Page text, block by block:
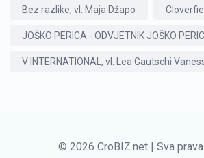
Bez razlike, vl. Maja Džapo
JOŠKO PERICA - ODVJETNIK JOŠKO
V INTERNATIONAL, vl. Lea Gautschi
© 2026 CroBIZ.net | Sva